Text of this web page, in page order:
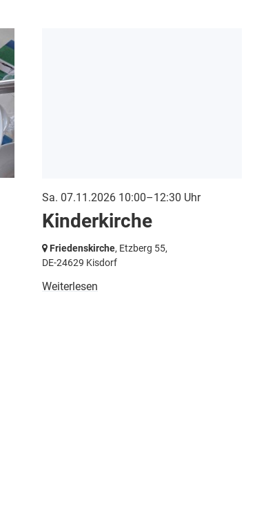
Sa. 07.11.2026 10:00–12:30 Uhr
Kinderkirche
Friedenskirche, Etzberg 55,
DE-24629 Kisdorf
Weiterlesen